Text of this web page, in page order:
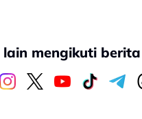
lain mengikuti